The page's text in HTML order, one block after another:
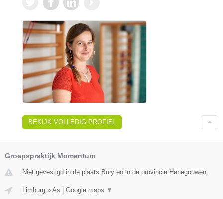
BEKIJK VOLLEDIG PROFIEL
Groepspraktijk Momentum
Niet gevestigd in de plaats Bury en in de provincie Henegouwen.
Limburg » As Google maps ▼